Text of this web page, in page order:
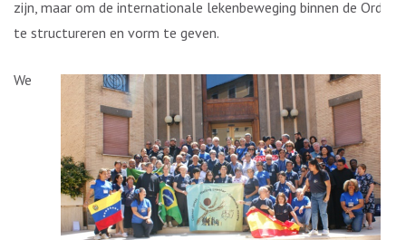
zijn, maar om de internationale lekenbeweging binnen de Orde
te structureren en vorm te geven.
We